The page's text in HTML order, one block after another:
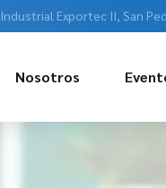
Exportec II, San
Nosotros